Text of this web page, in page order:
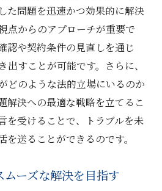
た問題を迅速かつ効果的に解決
点からのアプローチが重要で
認や契約条件の見直しを通じ
すことが可能です。さらに、
どのような法的立場にいるのか
解決への最適な戦略を立てるこ
を受けることで、トラブルを未
送ることができるのです。
ーズな解決を目指す